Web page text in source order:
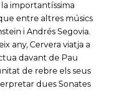
importantíssima
entre altres músics
i Andrés Segovia.
any, Cervera viatja a
davant de Pau
de rebre els seus
dues Sonates